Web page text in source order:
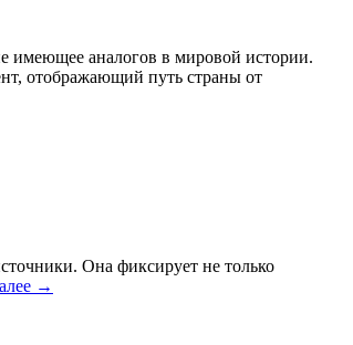
имеющее аналогов в мировой истории.
отображающий путь страны от
Она фиксирует не только
→